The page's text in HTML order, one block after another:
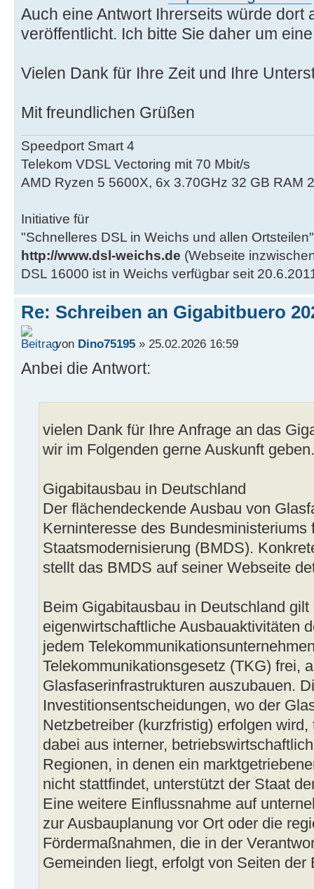
Auch eine Antwort Ihrerseits würde dort
veröffentlicht. Ich bitte Sie daher um
Vielen Dank für Ihre Zeit und Ihre
Mit freundlichen Grüßen
Speedport Smart 4
Telekom VDSL Vectoring mit 70 Mbit/s
AMD Ryzen 5 5600X, 6x 3.70GHz 32 GB RAM
Initiative für
"Schnelleres DSL in Weichs und allen Ortsteilen"
http://www.dsl-weichs.de (Webseite
DSL 16000 ist in Weichs verfügbar seit
Re: Schreiben an Gigabitbuero
von Dino75195 » 25.02.2026 16:59
Anbei die Antwort:
vielen Dank für Ihre Anfrage an das
wir im Folgenden gerne Auskunft geben.
Gigabitausbau in Deutschland
Der flächendeckende Ausbau von
Kerninteresse des Bundesministeriums
Staatsmodernisierung (BMDS).
stellt das BMDS auf seiner Webseite
Beim Gigabitausbau in Deutschland
eigenwirtschaftliche Ausbauaktivitäten
jedem
Telekommunikationsgesetz (TKG) frei,
Glasfaserinfrastrukturen auszubauen.
Investitionsentscheidungen, wo der
Netzbetreiber (kurzfristig) erfolgen
dabei aus interner,
Regionen, in denen ein
nicht stattfindet, unterstützt der Staat
Eine weitere Einflussnahme auf
zur Ausbauplanung vor Ort oder die
Fördermaßnahmen, die in der
Gemeinden liegt, erfolgt von Seiten der